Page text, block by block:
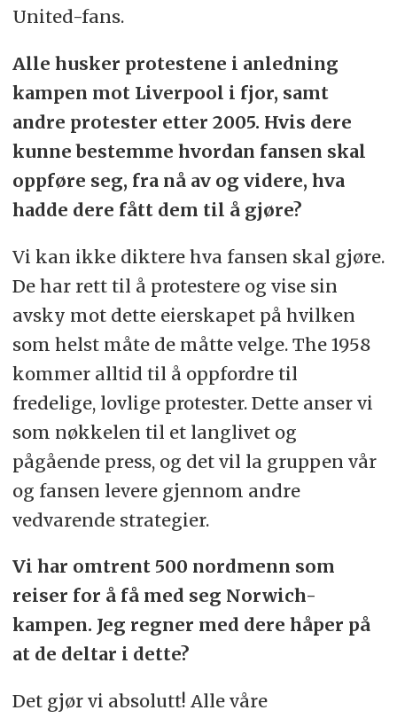
United-fans.
Alle husker protestene i anledning
kampen mot Liverpool i fjor, samt
andre protester etter 2005. Hvis dere
kunne bestemme hvordan fansen skal
oppføre seg, fra nå av og videre, hva
hadde dere fått dem til å gjøre?
Vi kan ikke diktere hva fansen skal gjøre.
De har rett til å protestere og vise sin
avsky mot dette eierskapet på hvilken
som helst måte de måtte velge. The 1958
kommer alltid til å oppfordre til
fredelige, lovlige protester. Dette anser vi
som nøkkelen til et langlivet og
pågående press, og det vil la gruppen vår
og fansen levere gjennom andre
vedvarende strategier.
Vi har omtrent 500 nordmenn som
reiser for å få med seg Norwich-
kampen. Jeg regner med dere håper på
at de deltar i dette?
Det gjør vi absolutt! Alle våre